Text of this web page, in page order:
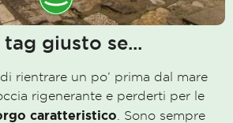
tag giusto se...
rientrare un po’ prima dal mare
rigenerante e perderti per le
caratteristico . Sono sempre